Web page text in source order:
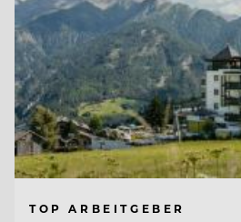
TOP ARBEITGEBER